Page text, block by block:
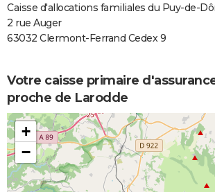
Caisse d'allocations familiales du Puy-de-
2 rue Auger
63032 Clermont-Ferrand Cedex 9
Votre caisse primaire
proche de Larodde
+
−